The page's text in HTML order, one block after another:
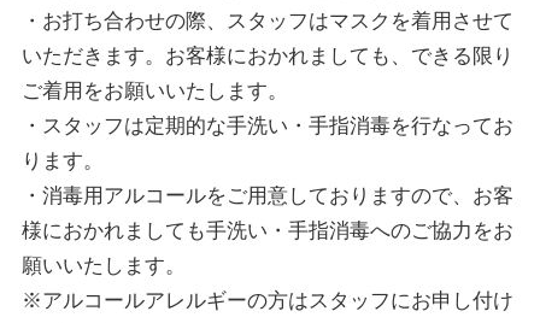
・お打ち合わせの際、スタッフはマスクを着用させて
いただきます。お客様におかれましても、できる限り
ご着用をお願いいたします。
・スタッフは定期的な手洗い・手指消毒を行なってお
ります。
・消毒用アルコールをご用意しておりますので、お客
様におかれましても手洗い・手指消毒へのご協力をお
願いいたします。
※アルコールアレルギーの方はスタッフにお申し付け